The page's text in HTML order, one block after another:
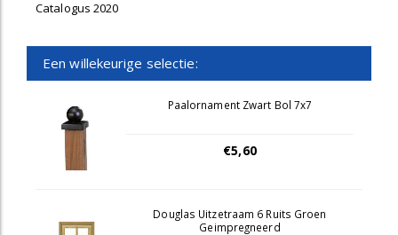
Catalogus 2020
Een willekeurige selectie:
Paalornament Zwart Bol 7x7
€5,60
Douglas Uitzetraam 6 Ruits Groen
Geimpregneerd